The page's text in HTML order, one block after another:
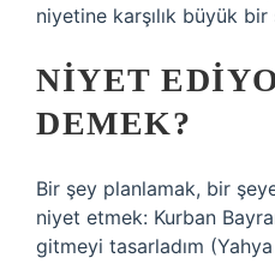
niyetine karşılık büyük bir
NIYET
DEMEK?
Bir şey planlamak, bir
niyet etmek: Kurban
gitmeyi tasarladım